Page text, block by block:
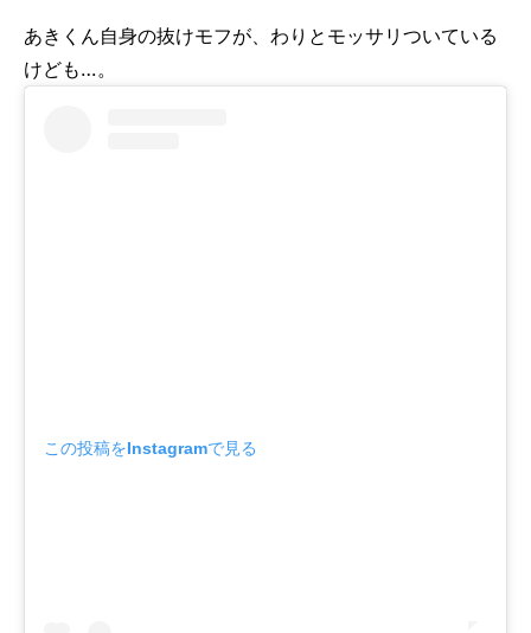
あきくん自身の抜けモフが、わりとモッサリついている
けども…。
この投稿をInstagramで見る